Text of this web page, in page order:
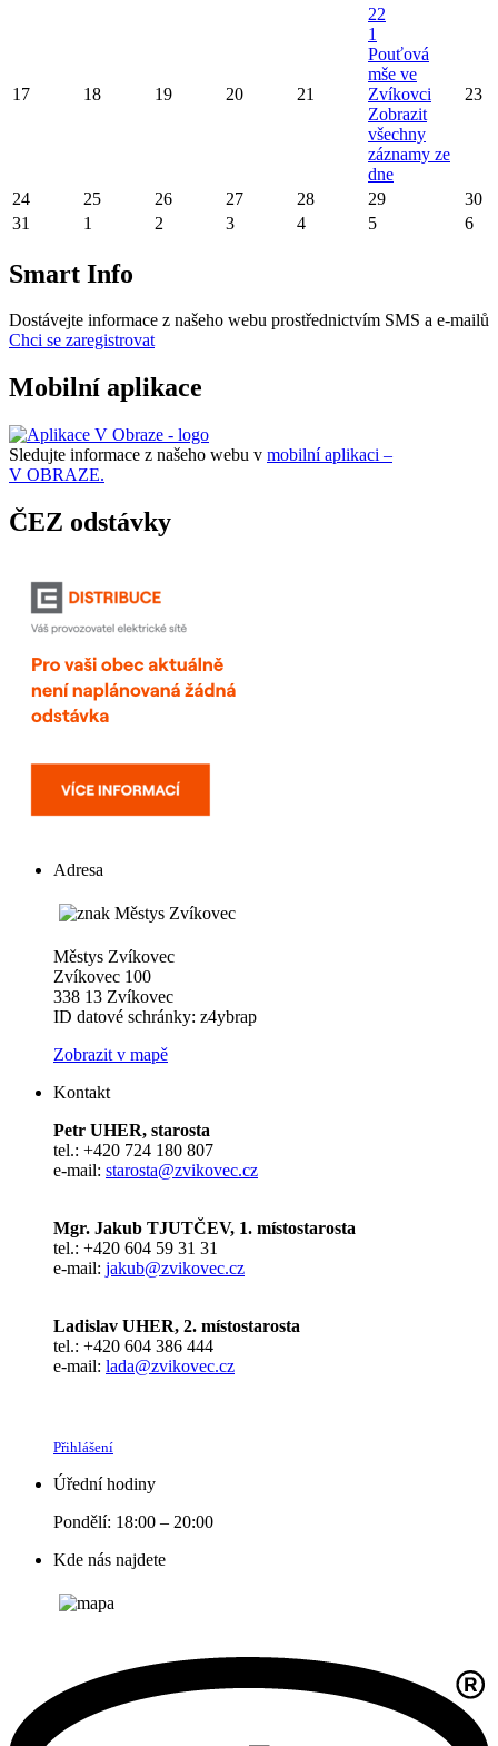
17 18 19 20 21
22
1
Pouťová
mše ve
Zvíkovci
Zobrazit
všechny
záznamy ze
dne
23
24 25 26 27 28 29
30
31
1 2 3 4 5 6
Smart Info
Dostávejte informace z našeho webu prostřednictvím SMS a e-mailů
Chci se zaregistrovat
Mobilní aplikace
Sledujte informace z našeho webu v mobilní aplikaci –
V OBRAZE.
ČEZ odstávky
Adresa
Městys Zvíkovec
Zvíkovec 100
338 13 Zvíkovec
ID datové schránky: z4ybrap
Zobrazit v mapě
Kontakt
Petr UHER, starosta
tel.: +420 724 180 807
e-mail: starosta@zvikovec.cz
Mgr. Jakub TJUTČEV, 1. místostarosta
tel.: +420 604 59 31 31
e-mail: jakub@zvikovec.cz
Ladislav UHER, 2. místostarosta
tel.: +420 604 386 444
e-mail: lada@zvikovec.cz
Přihlášení
Úřední hodiny
Pondělí: 18:00 – 20:00
Kde nás najdete